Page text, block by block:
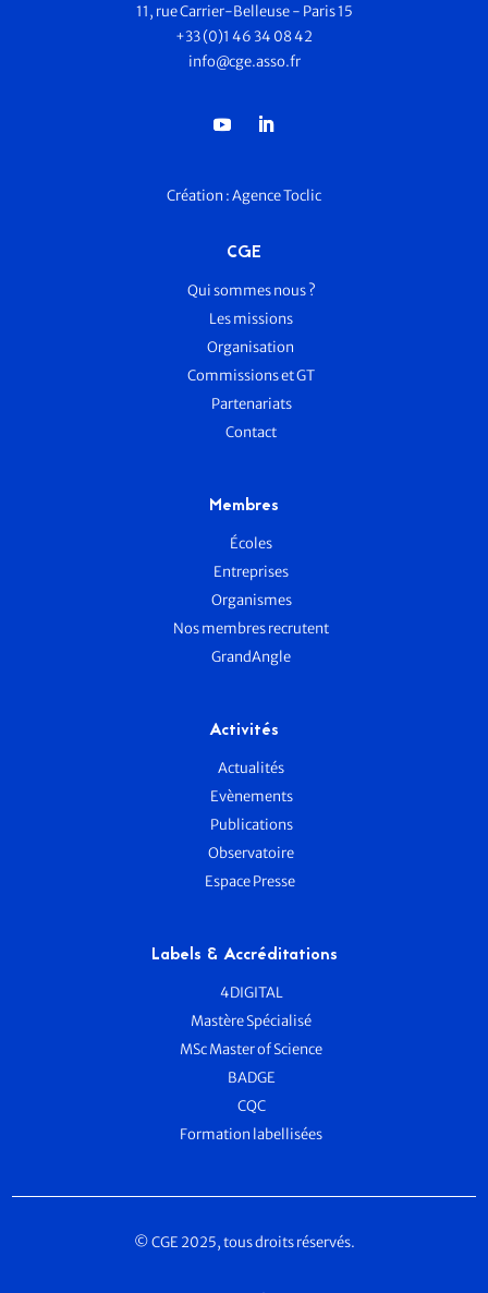
11, rue Carrier-Belleuse - Paris 15
+33 (0)1 46 34 08 42
info@cge.asso.fr
Création :Agence Toclic
CGE
Qui sommes nous ?
Les missions
Organisation
Commissions et GT
Partenariats
Contact
Membres
Écoles
Entreprises
Organismes
Nos membres recrutent
GrandAngle
Activités
Actualités
Evènements
Publications
Observatoire
Espace Presse
Labels & Accréditations
4DIGITAL
Mastère Spécialisé
MSc Master of Science
BADGE
CQC
Formation labellisées
© CGE 2025, tous droits réservés.